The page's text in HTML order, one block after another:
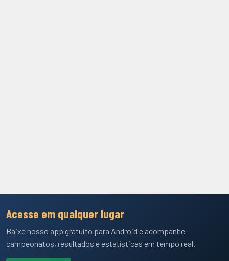
Acesse em qualquer lugar
Baixe nosso app gratuito para Android e acompanhe
campeonatos, resultados e estatísticas em tempo real.